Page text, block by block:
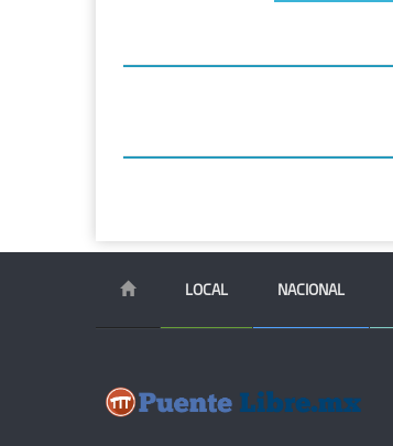
LOCAL NACIONAL